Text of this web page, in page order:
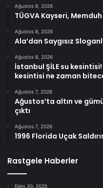
Ağustos 8, 2026
TÜGVA Kayseri, Memduh
Ağustos 8, 2026
Ala’dan Saygısız
Ağustos 8, 2026
İstanbul ŞİLE su
kesintisi ne zaman
Ağustos 7, 2026
Ağustos’ta altın ve
çıktı
Ağustos 7, 2026
1996 Florida Uçak
Rastgele Haberler
Ekim 20, 2025